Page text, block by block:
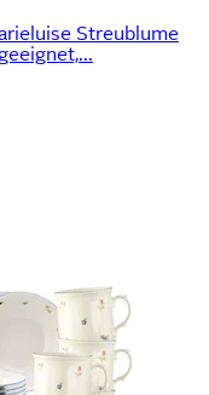
Streublume